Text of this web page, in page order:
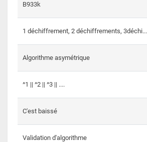
B933k
1 déchiffrement, 2 déchiffrements, 3déchi...
Algorithme asymétrique
^1 || ^2 || ^3 || ....
C'est baissé
Validation d'algorithme